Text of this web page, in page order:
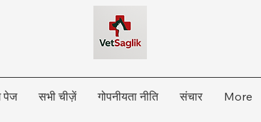
पेज सभी चीज़ें गोपनीयता नीति संचार More